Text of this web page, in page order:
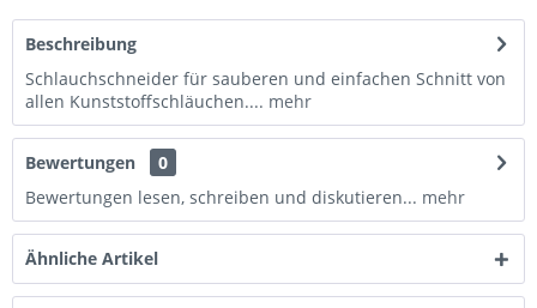
Beschreibung
Schlauchschneider für sauberen und einfachen Schnitt von
allen Kunststoffschläuchen.... mehr
Bewertungen
0
Bewertungen lesen, schreiben und diskutieren... mehr
Ähnliche Artikel